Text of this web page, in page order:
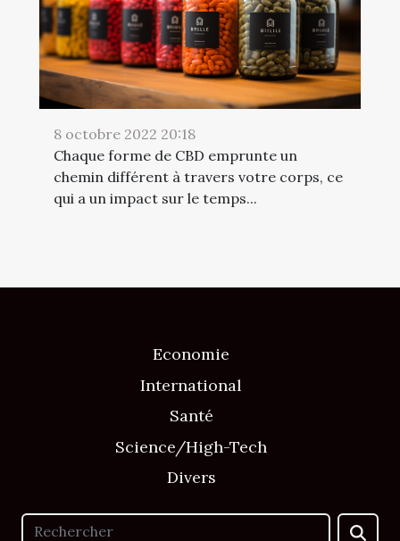
8 octobre 2022 20:18
Chaque forme de CBD emprunte un
chemin différent à travers votre corps, ce
qui a un impact sur le temps...
Economie
International
Santé
Science/High-Tech
Divers